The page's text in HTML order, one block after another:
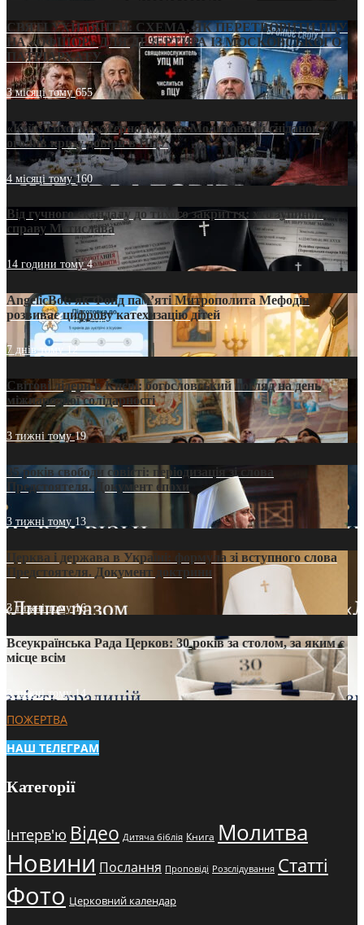
СВЯТІ УХИЛЯНТИ: СХЕМА, ЯК ПЕРЕТВОРИТИ ПЦУ
НА «ОФШОР» ДЛЯ ДЕЗЕРТИРА ІЗ МОСКОВСЬКОГО
ПАТРІАРХАТУ
3 місяці тому655
«Кейс Тихона» у Тернополі: як Молитовний сніданок
оголив кризу довіри в ПЦУ
4 місяці тому160
Від гучного скандалу до тихого закриття: хто зупинив
справу Мстислава
14 години тому4
AngelicBot: як Фонд пам’яті Митрополита Мефодія
розвиває цифрову катехизацію дітей
7 днів тому12
Світові лідери в Києві: богословський погляд на день
міжнародної солідарності
3 тижні тому19
35 років свободи совісті: періодизація зі слова
Предстоятеля. Документ епохи
3 тижні тому 13
Церква і держава в Україні: формула зі вступного слова
Предстоятеля. Документ доктрини
3 тижні тому16
Всеукраїнська Рада Церков: 30 років за столом, за яким є
місце всім
3 тижні тому14
ПОЖЕРТВА
НАШ ТЕЛЕГРАМ
Категорії
Інтерв'ю Відео Дитяча біблія Книга Молитва
Новини Послання Проповіді Розслідування Статті
Фото Церковний календар